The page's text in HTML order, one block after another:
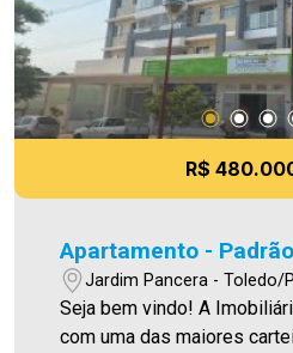
R$
Apartamento - Padrão
Jardim Pancera - Toledo/
Seja bem vindo! A Imobiliária Ativa conta hoje
com uma das maiores